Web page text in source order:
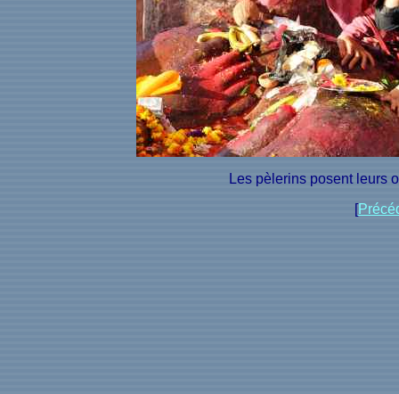
Les pèlerins posent leurs
[